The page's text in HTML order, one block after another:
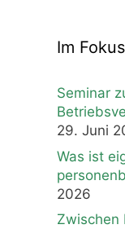
Im Fokus
Seminar
29. Juni
Was ist
2026
Zwischen